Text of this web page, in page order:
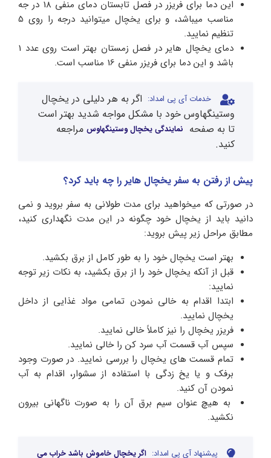
این دما برای فریزر در فصل تابستان دمای منفی 18 در جه
مناسب میباشد، و برای یخچال میتوانید درجه را روی 5
تنظیم نمایید.
دمای یخچال هایر در فصل زمستان بهتر است روی عدد 1
باشد و این دما برای فریزر منفی 16 مناسب است.
خدمات آی پی امداد: اگر به هر دلیلی در یخچال
وستینگهاوس خود با مشکل مواجه شدید بهتر است
تا به صفحه نمایندگی یخچال وستینگهاوس مراجعه
کنید.
پیش از رفتن به سفر یخچال هایر را چه باید کرد؟
در صورتی که میخواهید برای مدت طولانی به سفر بروید و نمی
دانید باید از یخچال خود چگونه در این مدت نگهداری کنید،
مطابق مراحل زیر پیش بروید:
بهتر است یخچال خود را به طور کامل از برق بکشید.
قبل از آنکه یخچال خود را از برق بکشید، به نکات زیر توجه
نمایید:
ابتدا اقدام به خالی نمودن تمامی مواد غذایی از داخل
یخچال نمایید.
فریزر یخچال را نیز کاملاً خالی نمایید.
سپس آب قسمت آب سرد کن را خالی نمایید.
تمام قسمت های یخچال را بررسی نمایید. در صورت وجود
برفک و یا یخ زدگی با استفاده از سشوار، اقدام به آب
نمودن آن کنید.
به هیچ عنوان سیم برق آن را به صورت ناگهانی بیرون
نکشید.
پیشنهاد آی پی امداد: اگر یخچال خاموش باشد خراب می